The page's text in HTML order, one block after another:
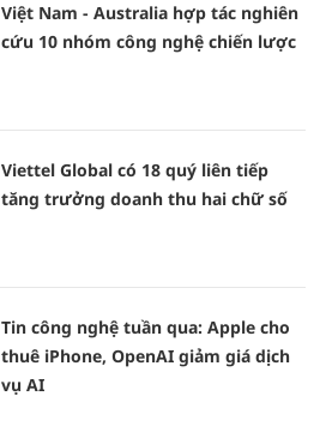
Việt Nam - Australia hợp tác nghiên
cứu 10 nhóm công nghệ chiến lược
Viettel Global có 18 quý liên tiếp
tăng trưởng doanh thu hai chữ số
Tin công nghệ tuần qua: Apple cho
thuê iPhone, OpenAI giảm giá dịch
vụ AI